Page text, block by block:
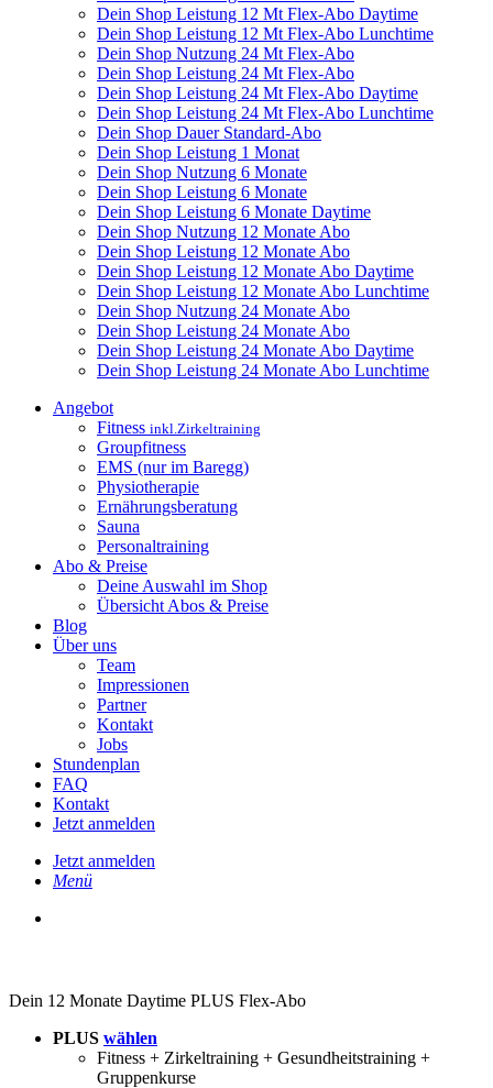
Dein Shop Leistung 12 Mt Flex-Abo Daytime
Dein Shop Leistung 12 Mt Flex-Abo Lunchtime
Dein Shop Nutzung 24 Mt Flex-Abo
Dein Shop Leistung 24 Mt Flex-Abo
Dein Shop Leistung 24 Mt Flex-Abo Daytime
Dein Shop Leistung 24 Mt Flex-Abo Lunchtime
Dein Shop Dauer Standard-Abo
Dein Shop Leistung 1 Monat
Dein Shop Nutzung 6 Monate
Dein Shop Leistung 6 Monate
Dein Shop Leistung 6 Monate Daytime
Dein Shop Nutzung 12 Monate Abo
Dein Shop Leistung 12 Monate Abo
Dein Shop Leistung 12 Monate Abo Daytime
Dein Shop Leistung 12 Monate Abo Lunchtime
Dein Shop Nutzung 24 Monate Abo
Dein Shop Leistung 24 Monate Abo
Dein Shop Leistung 24 Monate Abo Daytime
Dein Shop Leistung 24 Monate Abo Lunchtime
Angebot
Fitness inkl.Zirkeltraining
Groupfitness
EMS (nur im Baregg)
Physiotherapie
Ernährungsberatung
Sauna
Personaltraining
Abo & Preise
Deine Auswahl im Shop
Übersicht Abos & Preise
Blog
Über uns
Team
Impressionen
Partner
Kontakt
Jobs
Stundenplan
FAQ
Kontakt
Jetzt anmelden
Jetzt anmelden
Menü
Dein 12 Monate Daytime PLUS Flex-Abo
PLUS wählen
Fitness + Zirkeltraining + Gesundheitstraining +
Gruppenkurse